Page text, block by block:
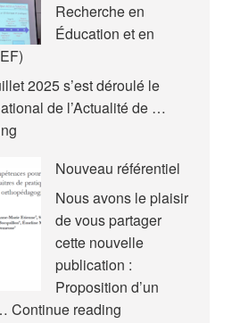
Recherche en
Éducation et en
2025 s’est déroulé le
de l’Actualité de …
Nouvelles
–
Congrès
International
l’Actualité
la
Nouveau référentiel
Nous avons le plaisir
de vous partager
cette nouvelle
publication :
Proposition d’un
Continue readingNouveau